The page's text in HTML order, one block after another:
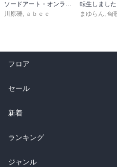
ソードアート・オンライン29 ユナイタル・リングVIII
川原礫, ａｂｅｃ
まゆらん, 匈
フロア
総合
ラノベ
雑誌・グラビア
BL・TL
セール
総合
ラノベ
雑誌・グラビア
新着
総合
ラノベ
ランキング
総合
ジャンル